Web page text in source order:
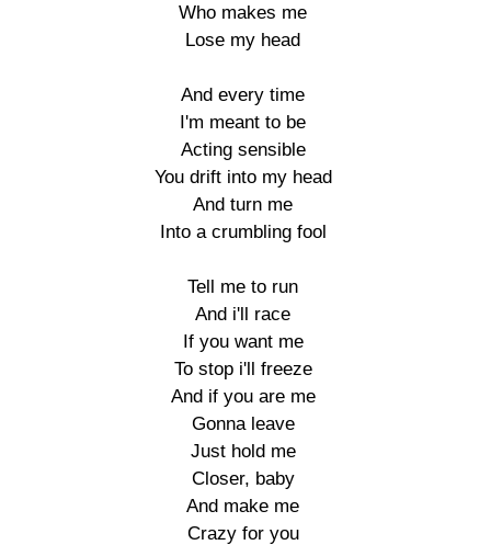
Who makes me
Lose my head
And every time
I'm meant to be
Acting sensible
You drift into my head
And turn me
Into a crumbling fool
Tell me to run
And i'll race
If you want me
To stop i'll freeze
And if you are me
Gonna leave
Just hold me
Closer, baby
And make me
Crazy for you